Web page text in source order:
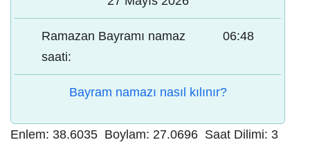
Ramazan Bayramı namaz
saati:
06:48
Bayram namazı nasıl kılınır?
Enlem: 38.6035 Boylam: 27.0696 Saat Dilimi: 3